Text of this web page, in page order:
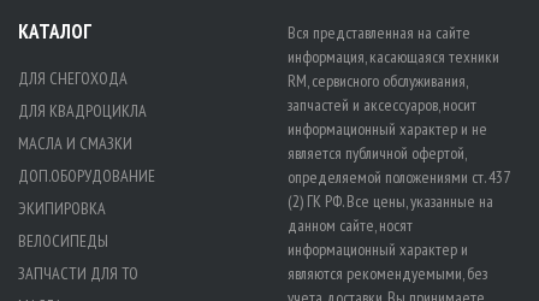
КАТАЛОГ
ДЛЯ СНЕГОХОДА
ДЛЯ КВАДРОЦИКЛА
МАСЛА И СМАЗКИ
ДОП.ОБОРУДОВАНИЕ
ЭКИПИРОВКА
ВЕЛОСИПЕДЫ
ЗАПЧАСТИ ДЛЯ ТО
Вся представленная на сайте
информация, касающаяся техники
RM, сервисного обслуживания,
запчастей и аксессуаров, носит
информационный характер и не
является публичной офертой,
определяемой положениями ст. 437
(2) ГК РФ. Все цены, указанные на
данном сайте, носят
информационный характер и
являются рекомендуемыми, без